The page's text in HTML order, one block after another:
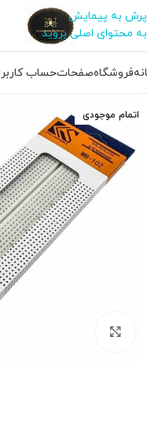
پرش به پیمایش
به محتوای اصلی بروید
فروشگاهصفحاتحساب
اتمام موجودی